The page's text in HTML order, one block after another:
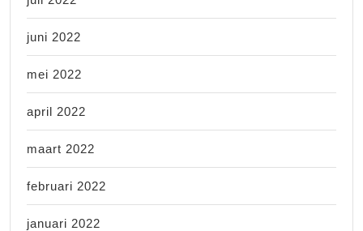
juni 2022
mei 2022
april 2022
maart 2022
februari 2022
januari 2022